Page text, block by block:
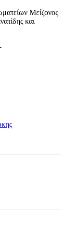
Μείζονος
και